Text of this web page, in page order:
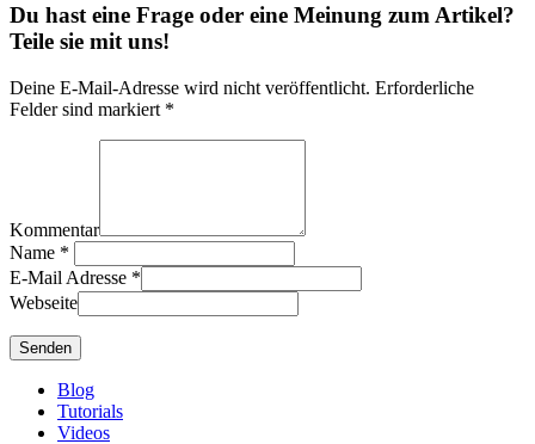
Du hast eine Frage oder eine Meinung zum Artikel?
Teile sie mit uns!
Deine E-Mail-Adresse wird nicht veröffentlicht. Erforderliche
Felder sind markiert *
Kommentar
Name *
E-Mail Adresse *
Webseite
Blog
Tutorials
Videos